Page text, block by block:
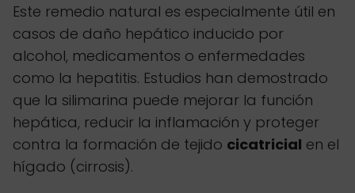
Este remedio natural es especialmente útil en
casos de daño hepático inducido por
alcohol, medicamentos o enfermedades
como la hepatitis. Estudios han demostrado
que la silimarina puede mejorar la función
hepática, reducir la inflamación y proteger
contra la formación de tejido cicatricial en el
hígado (cirrosis).